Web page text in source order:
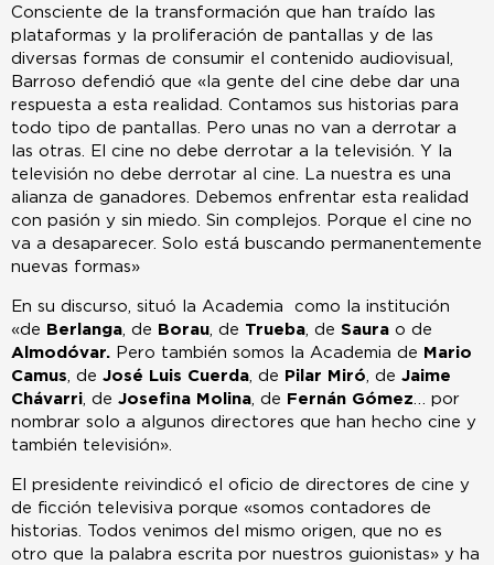
Consciente de la transformación que han traído las
plataformas y la proliferación de pantallas y de las
diversas formas de consumir el contenido audiovisual,
Barroso defendió que «la gente del cine debe dar una
respuesta a esta realidad. Contamos sus historias para
todo tipo de pantallas. Pero unas no van a derrotar a
las otras. El cine no debe derrotar a la televisión. Y la
televisión no debe derrotar al cine. La nuestra es una
alianza de ganadores. Debemos enfrentar esta realidad
con pasión y sin miedo. Sin complejos. Porque el cine no
va a desaparecer. Solo está buscando permanentemente
nuevas formas»
En su discurso, situó la Academia como la institución
«de Berlanga, de Borau, de Trueba, de Saura o de
Almodóvar. Pero también somos la Academia de Mario
Camus, de José Luis Cuerda, de Pilar Miró, de Jaime
Chávarri, de Josefina Molina, de Fernán Gómez… por
nombrar solo a algunos directores que han hecho cine y
también televisión».
El presidente reivindicó el oficio de directores de cine y
de ficción televisiva porque «somos contadores de
historias. Todos venimos del mismo origen, que no es
otro que la palabra escrita por nuestros guionistas» y ha